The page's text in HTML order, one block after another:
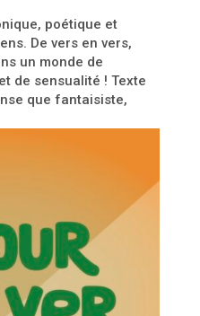
poétique et
De vers en vers,
un monde de
de sensualité ! Texte
que fantaisiste,